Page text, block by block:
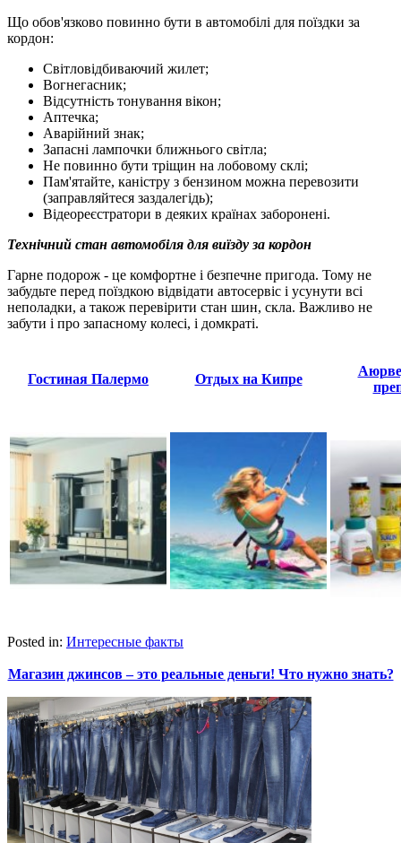
Що обов'язково повинно бути в автомобілі для поїздки за
кордон:
Світловідбиваючий жилет;
Вогнегасник;
Відсутність тонування вікон;
Аптечка;
Аварійний знак;
Запасні лампочки ближнього світла;
Не повинно бути тріщин на лобовому склі;
Пам'ятайте, каністру з бензином можна перевозити
(заправляйтеся заздалегідь);
Відеореєстратори в деяких країнах заборонені.
Технічний стан автомобіля для виїзду за кордон
Гарне подорож - це комфортне і безпечне пригода. Тому не
забудьте перед поїздкою відвідати автосервіс і усунути всі
неполадки, а також перевірити стан шин, скла. Важливо не
забути і про запасному колесі, і домкраті.
Гостиная Палермо Отдых на Кипре
Posted in: Интересные факты
Магазин джинсов – это реальные деньги! Что нужно знать?